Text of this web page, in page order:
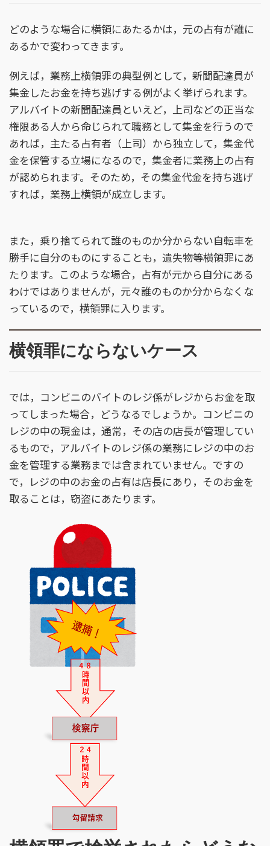
どのような場合に横領にあたるかは，元の占有が誰に
あるかで変わってきます。
例えば，業務上横領罪の典型例として，新聞配達員が
集金したお金を持ち逃げする例がよく挙げられます。
アルバイトの新聞配達員といえど，上司などの正当な
権限ある人から命じられて職務として集金を行うので
あれば，主たる占有者（上司）から独立して，集金代
金を保管する立場になるので，集金者に業務上の占有
が認められます。そのため，その集金代金を持ち逃げ
すれば，業務上横領が成立します。
また，乗り捨てられて誰のものか分からない自転車を
勝手に自分のものにすることも，遺失物等横領罪にあ
たります。このような場合，占有が元から自分にある
わけではありませんが，元々誰のものか分からなくな
っているので，横領罪に入ります。
横領罪にならないケース
では，コンビニのバイトのレジ係がレジからお金を取
ってしまった場合，どうなるでしょうか。コンビニの
レジの中の現金は，通常，その店の店長が管理してい
るもので，アルバイトのレジ係の業務にレジの中のお
金を管理する業務までは含まれていません。ですの
で，レジの中のお金の占有は店長にあり，そのお金を
取ることは，窃盗にあたります。